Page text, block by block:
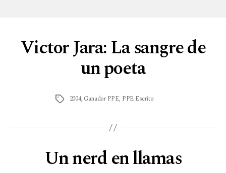
Victor Jara: La sangre de
un poeta
2004, Ganador PPE, PPE Escrito
Un nerd en llamas